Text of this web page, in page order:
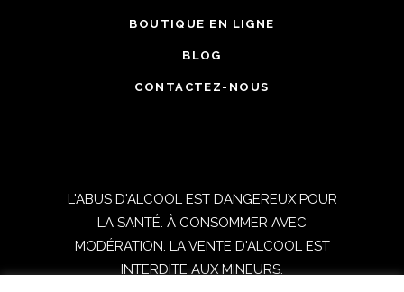
BOUTIQUE EN LIGNE
BLOG
CONTACTEZ-NOUS
L'ABUS D'ALCOOL EST DANGEREUX POUR
LA SANTÉ. À CONSOMMER AVEC
MODÉRATION. LA VENTE D'ALCOOL EST
INTERDITE AUX MINEURS.